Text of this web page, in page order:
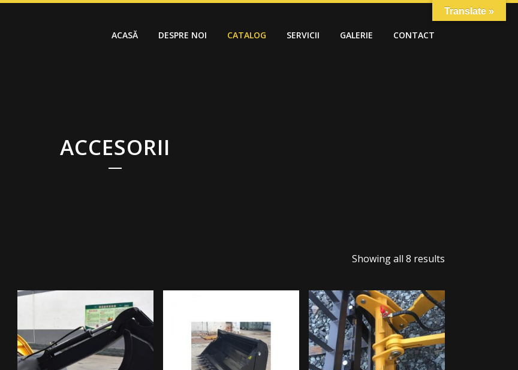
ACASĂ DESPRE NOI CATALOG SERVICII GALERIE CONTACT
ACCESORII
Showing all 8 results
Translate »